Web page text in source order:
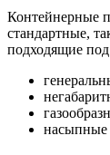
Контейнерные
стандартные,
подходящие
насыпные